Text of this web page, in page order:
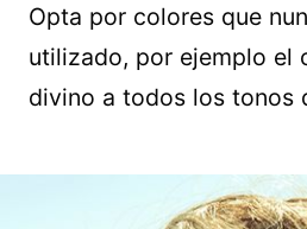
Opta por colores que
utilizado, por ejemplo el
divino a todos los tonos